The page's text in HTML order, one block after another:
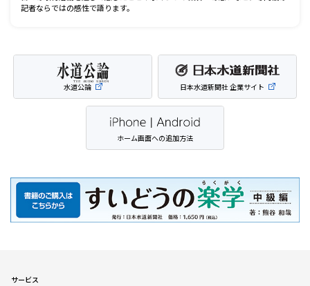
記者ならではの感性で語ります。
水道公論 日本水道新聞社 企業サイト
ホーム画面への追加方法
サービス